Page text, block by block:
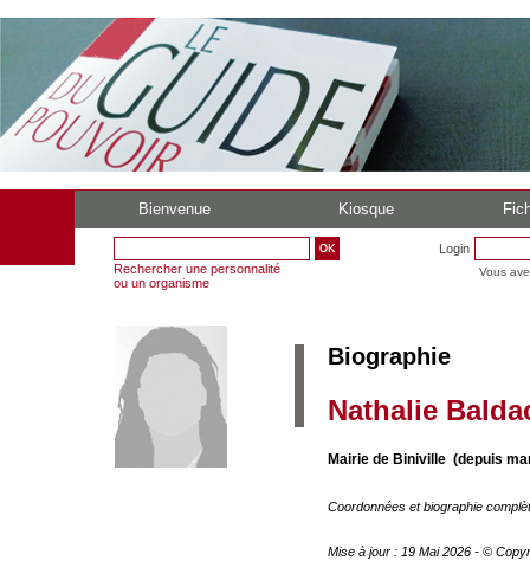
Bienvenue Kiosque
Rechercher une personnalité
ou un organisme
Login
Vous
Biographie
Nathalie
Mairie de Biniville (depuis
Coordonnées et biographie
Mise à jour : 19 Mai 2026 - ©